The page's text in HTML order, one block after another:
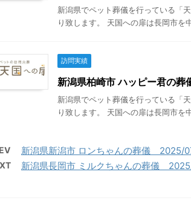
新潟県でペット葬儀を行っている「
り致します。 天国への扉は長岡市を
訪問実績
新潟県柏崎市 ハッピー君の
新潟県でペット葬儀を行っている「
り致します。 天国への扉は長岡市を
新潟県新潟市 ロンちゃんの葬儀 2025/
新潟県長岡市 ミルクちゃんの葬儀